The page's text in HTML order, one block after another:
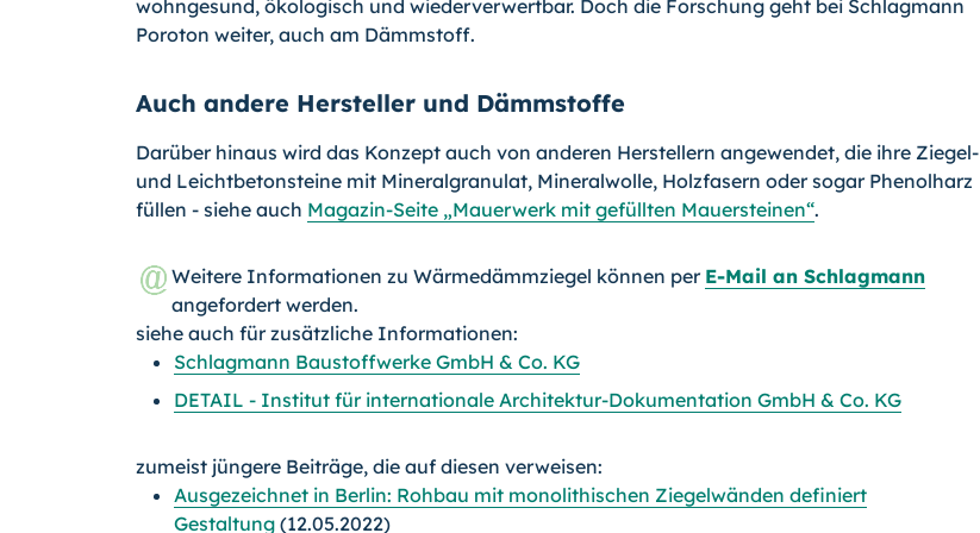
wohngesund, ökologisch und wiederverwertbar. Doch die Forschung geht bei Schlagmann
Poroton weiter, auch am Dämmstoff.
Auch andere Hersteller und Dämmstoffe
Darüber hinaus wird das Konzept auch von anderen Herstellern angewendet, die ihre Zie­gel-
und Leichtbetonsteine mit Mineralgranulat, Mineralwolle, Holzfasern oder sogar Phenolharz
füllen - siehe auch Magazin-Seite „Mauerwerk mit gefüllten Mauersteinen“.
Weitere Informationen zu Wärmedämmziegel können per E-Mail an Schlagmann
angefordert werden.
siehe auch für zusätzliche Informationen:
Schlagmann Baustoffwerke GmbH & Co. KG
DETAIL - Institut für internationale Architektur-Dokumentation GmbH & Co. KG
zumeist jüngere Beiträge, die auf diesen verweisen:
Ausgezeichnet in Berlin: Rohbau mit monolithischen Ziegelwänden definiert
Gestaltung (12.05.2022)